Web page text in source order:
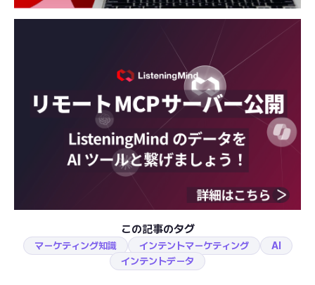
この記事のタグ
マーケティング知識 インテントマーケティング
AI
インテントデータ